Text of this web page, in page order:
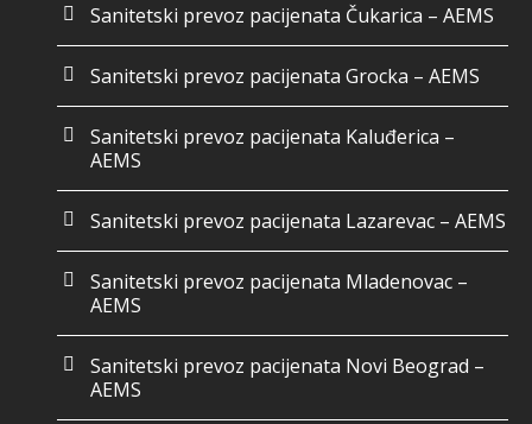
Sanitetski prevoz pacijenata Čukarica – AEMS
Sanitetski prevoz pacijenata Grocka – AEMS
Sanitetski prevoz pacijenata Kaluđerica –
AEMS
Sanitetski prevoz pacijenata Lazarevac – AEMS
Sanitetski prevoz pacijenata Mladenovac –
AEMS
Sanitetski prevoz pacijenata Novi Beograd –
AEMS